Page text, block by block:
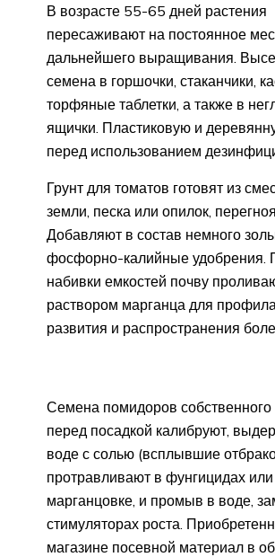
В возрасте 55-65 дней растения
пересаживают на постоянное
дальнейшего выращивания.
семена в горшочки, стаканчики,
торфяные таблетки, а также в
ящички. Пластиковую и
перед использованием
Грунт для томатов готовят из
земли, песка или опилок, перегноя.
Добавляют в состав немного
фосфорно-калийные удобрения.
набивки емкостей почву
раствором марганца для
развития и распространения
Семена помидоров собственного
перед посадкой калибруют,
воде с солью (всплывшие
протравливают в фунгицидах или
марганцовке, и промыв в воде,
стимуляторах роста.
магазине посевной материал в